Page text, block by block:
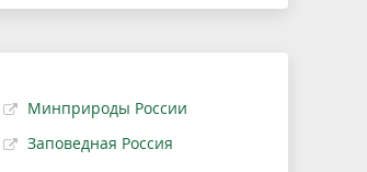
Минприроды России
Заповедная Россия